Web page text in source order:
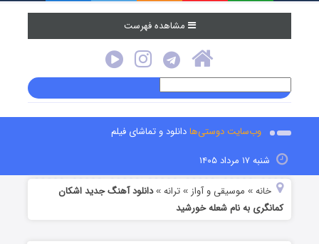
مشاهده فهرست
وب‌سایت دوستی‌هادانلود و تماشای فیلم
شنبه ۱۷ مرداد ۱۴۰۵
خانه » موسیقی و آواز »ترانه »دانلود آهنگ جدید اشکان
کمانگری به نام شعله خورشید